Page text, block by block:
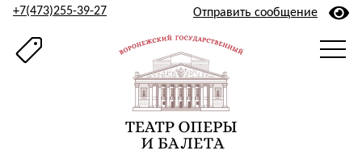
+7(473)255-39-27 Отправить сообщение